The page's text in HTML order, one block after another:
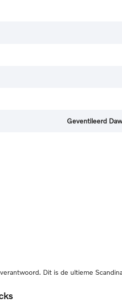
Geventileerd
Dit is de ultieme